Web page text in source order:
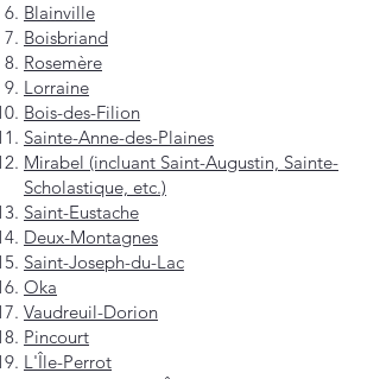
Blainville
Boisbriand
Rosemère
Lorraine
Bois-des-Filion
Sainte-Anne-des-Plaines
Mirabel (incluant Saint-Augustin, Sainte-
Scholastique, etc.)
Saint-Eustache
Deux-Montagnes
Saint-Joseph-du-Lac
Oka
Vaudreuil-Dorion
Pincourt
L'Île-Perrot